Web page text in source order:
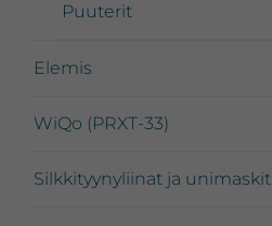
Puuterit
Elemis
WiQo (PRXT-33)
Silkkityynyliinat ja unimaskit